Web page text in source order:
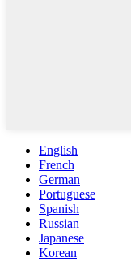
English
French
German
Portuguese
Spanish
Russian
Japanese
Korean